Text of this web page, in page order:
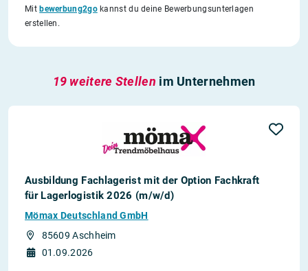
Mit bewerbung2gokannst du deine Bewerbungsunterlagen
erstellen.
19 weitere Stellen im Unternehmen
Ausbildung Fachlagerist mit der Option Fachkraft
für Lagerlogistik 2026 (m/w/d)
Mömax Deutschland GmbH
85609 Aschheim
01.09.2026